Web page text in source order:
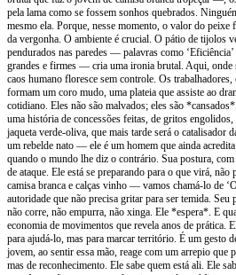
pela lama como se fossem sonhos quebrados.
mesmo ela. Porque, nesse momento, o valor do
da vergonha. O ambiente é crucial. O pátio de tijolos
pendurados nas paredes — palavras como ‘Eficiência’
grandes e firmes — cria uma ironia brutal. Aqui, onde
caos humano floresce sem controle. Os trabalhadores,
formam um coro mudo, uma plateia que assiste ao
cotidiano. Eles não são malvados; eles são
uma história de concessões feitas, de gritos
jaqueta verde-oliva, que mais tarde será o catalisador
um rebelde nato — ele é um homem que ainda
quando o mundo lhe diz o contrário. Sua postura,
de ataque. Ele está se preparando para o que virá,
camisa branca e calças vinho — vamos chamá-lo de
autoridade que não precisa gritar para ser temida. Seu
não corre, não empurra, não xinga. Ele *espera*. E
economia de movimentos que revela anos de prática.
para ajudá-lo, mas para marcar território. É um gesto
jovem, ao sentir essa mão, reage com um arrepio
mas de reconhecimento. Ele sabe quem está ali. Ele